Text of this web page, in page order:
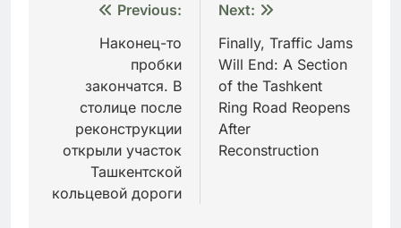
Навигация
записям
Previous:
Наконец-то
пробки
закончатся. В
столице после
реконструкции
открыли участок
Ташкентской
кольцевой дороги
Next:
Finally, Traffic Jams
Will End: A Section
of the Tashkent
Ring Road Reopens
After
Reconstruction